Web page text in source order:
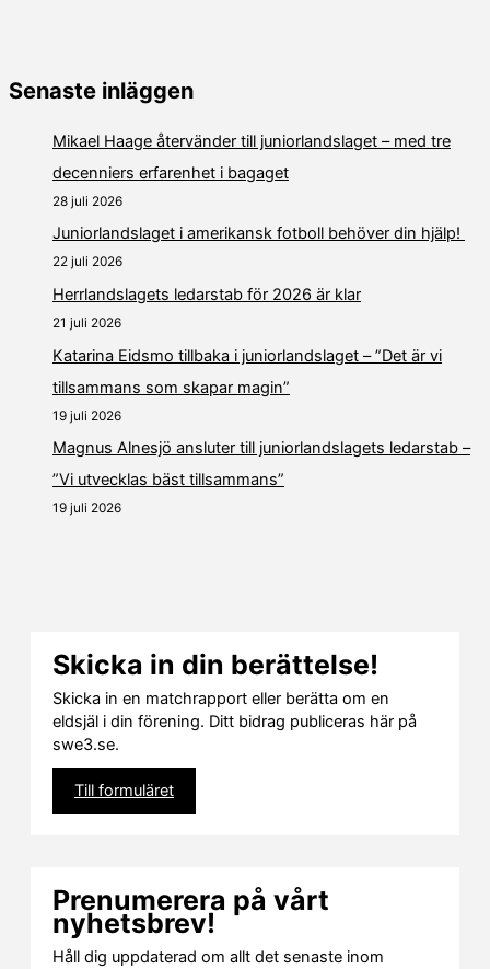
Senaste inläggen
Mikael Haage återvänder till juniorlandslaget – med tre
decenniers erfarenhet i bagaget
28 juli 2026
Juniorlandslaget i amerikansk fotboll behöver din hjälp!
22 juli 2026
Herrlandslagets ledarstab för 2026 är klar
21 juli 2026
Katarina Eidsmo tillbaka i juniorlandslaget – ”Det är vi
tillsammans som skapar magin”
19 juli 2026
Magnus Alnesjö ansluter till juniorlandslagets ledarstab –
”Vi utvecklas bäst tillsammans”
19 juli 2026
Skicka in din berättelse!
Skicka in en matchrapport eller berätta om en
eldsjäl i din förening. Ditt bidrag publiceras här på
swe3.se.
Till formuläret
Prenumerera på vårt
nyhetsbrev!
Håll dig uppdaterad om allt det senaste inom